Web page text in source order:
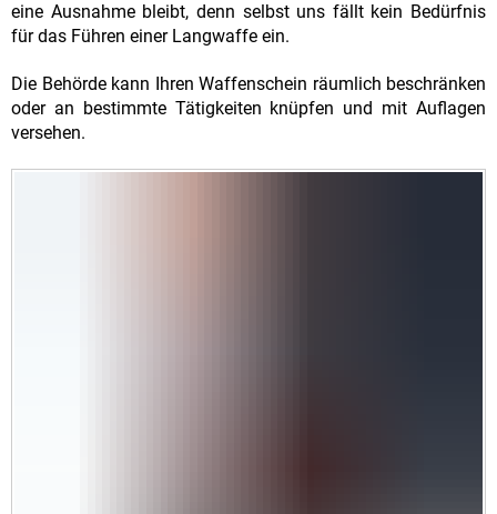
eine Ausnahme bleibt, denn selbst uns fällt kein Bedürfnis
für das Führen einer Langwaffe ein.
Die Behörde kann Ihren Waffenschein räumlich beschränken
oder an bestimmte Tätigkeiten knüpfen und mit Auflagen
versehen.